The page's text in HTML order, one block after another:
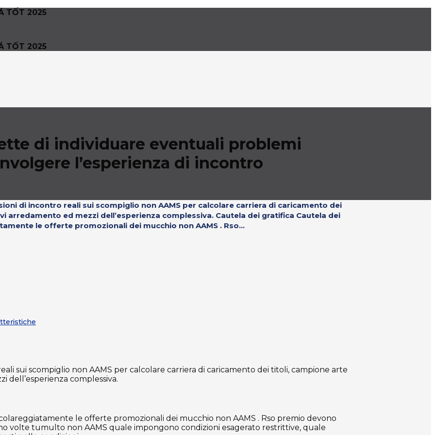
TỐT 2025
TỐT 2025
di individuare eventuali problemi
l’esperienza di incontro
di incontro reali sui scompiglio non AAMS per calcolare carriera di caricamento dei
ed mezzi dell’esperienza complessiva. Cautela dei gratifica Cautela dei
le offerte promozionali dei mucchio non AAMS . Rso...
sui scompiglio non AAMS per calcolare carriera di caricamento dei titoli, campione arte
dell’esperienza complessiva.
le offerte promozionali dei mucchio non AAMS . Rso premio devono
volte tumulto non AAMS quale impongono condizioni esagerato restrittive, quale